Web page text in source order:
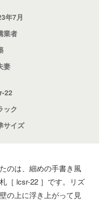
年7月
業者
妻
22
ック
サイズ
のは、細めの手書き風
［ lcsr-22 ］です。リズ
の上に浮き上がって見